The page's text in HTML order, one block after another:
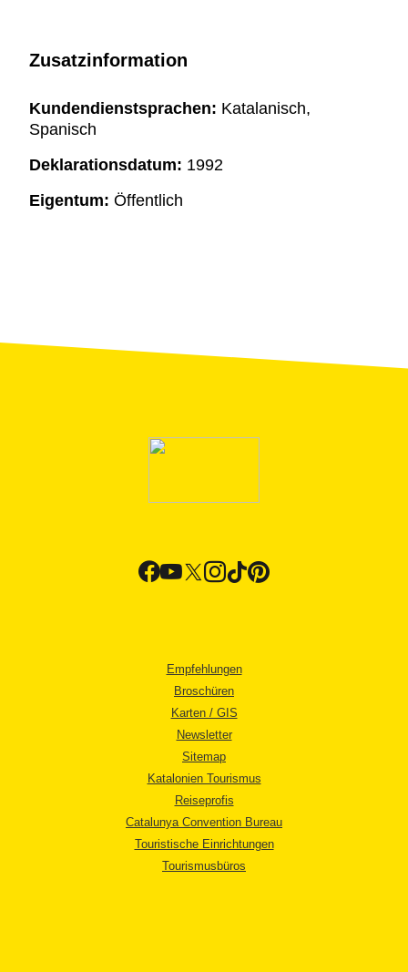
Zusatzinformation
Kundendienstsprachen: Katalanisch,
Spanisch
Deklarationsdatum: 1992
Eigentum: Öffentlich
Empfehlungen
Broschüren
Karten / GIS
Newsletter
Sitemap
Katalonien Tourismus
Reiseprofis
Catalunya Convention Bureau
Touristische Einrichtungen
Tourismusbüros